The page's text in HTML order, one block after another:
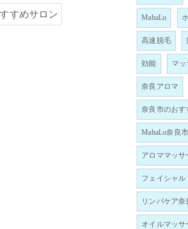
すめサロン MahaLo
高速脱毛
効能 マッ
奈良アロマ
奈良市のおす
MahaLo奈良市
アロママッサ
フェイシャル
リンパケア奈
オイルマッサ